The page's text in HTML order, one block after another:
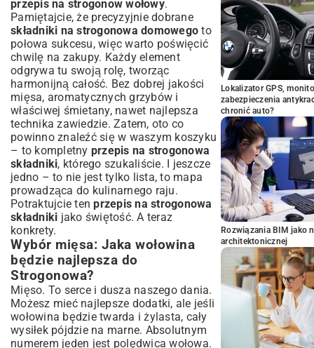
przepis na strogonow wołowy.
Pamiętajcie, że precyzyjnie dobrane
składniki na strogonowa domowego to
połowa sukcesu, więc warto poświęcić
chwilę na zakupy. Każdy element
odgrywa tu swoją rolę, tworząc
harmonijną całość. Bez dobrej jakości
mięsa, aromatycznych grzybów i
właściwej śmietany, nawet najlepsza
technika zawiedzie. Zatem, oto co
powinno znaleźć się w waszym koszyku
– to kompletny przepis na strogonowa
składniki, którego szukaliście. I jeszcze
jedno – to nie jest tylko lista, to mapa
prowadząca do kulinarnego raju.
Potraktujcie tenprzepis na strogonowa
składniki jako świętość. A teraz
konkrety.
Wybór mięsa: Jaka wołowina
będzie najlepsza do
Strogonowa?
Mięso. To serce i dusza naszego dania.
Możesz mieć najlepsze dodatki, ale jeśli
wołowina będzie twarda i żylasta, cały
wysiłek pójdzie na marne. Absolutnym
numerem jeden jest polędwica wołowa.
Lokalizator GPS,
zabezpieczenia
chronić auto?
Rozwiązania BIM jako
architektonicznej